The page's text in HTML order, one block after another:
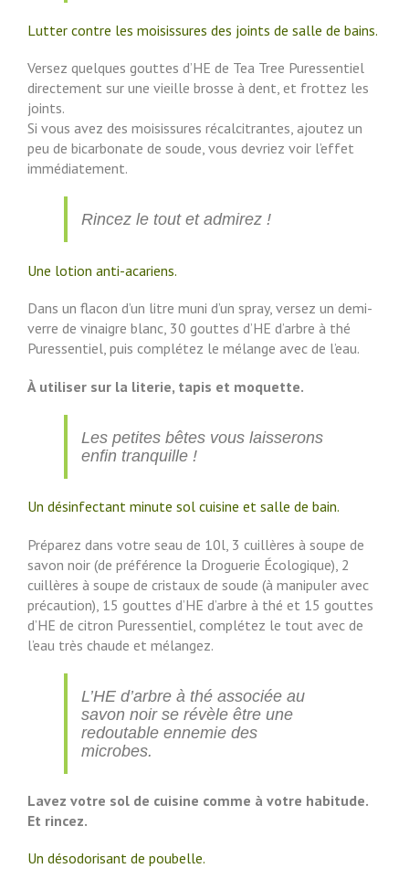
Lutter contre les moisissures des joints de salle de bains.
Versez quelques gouttes d’HE de Tea Tree Puressentiel
directement sur une vieille brosse à dent, et frottez les
joints.
Si vous avez des moisissures récalcitrantes, ajoutez un
peu de bicarbonate de soude, vous devriez voir l’effet
immédiatement.
Rincez le tout et admirez !
Une lotion anti-acariens.
Dans un flacon d’un litre muni d’un spray, versez un demi-
verre de vinaigre blanc, 30 gouttes d’HE d’arbre à thé
Puressentiel, puis complétez le mélange avec de l’eau.
À utiliser sur la literie, tapis et moquette.
Les petites bêtes vous laisserons
enfin tranquille !
Un désinfectant minute sol cuisine et salle de bain.
Préparez dans votre seau de 10l, 3 cuillères à soupe de
savon noir (de préférence la Droguerie Écologique), 2
cuillères à soupe de cristaux de soude (à manipuler avec
précaution), 15 gouttes d’HE d’arbre à thé et 15 gouttes
d’HE de citron Puressentiel, complétez le tout avec de
l’eau très chaude et mélangez.
L’HE d’arbre à thé associée au
savon noir se révèle être une
redoutable ennemie des
microbes.
Lavez votre sol de cuisine comme à votre habitude.
Et rincez.
Un désodorisant de poubelle.